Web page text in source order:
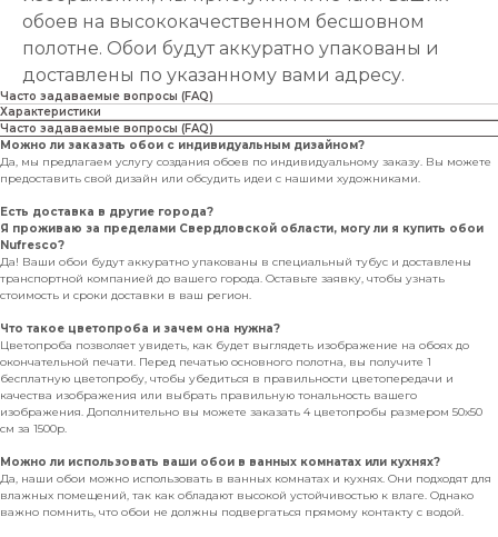
обоев на высококачественном бесшовном
полотне. Обои будут аккуратно упакованы и
доставлены по указанному вами адресу.
Часто задаваемые вопросы (FAQ)
Характеристики
Часто задаваемые вопросы (FAQ)
Можно ли заказать обои с индивидуальным дизайном?
Да, мы предлагаем услугу создания обоев по индивидуальному заказу. Вы можете
предоставить свой дизайн или обсудить идеи с нашими художниками.
Есть доставка в другие города?
Я проживаю за пределами Свердловской области, могу ли я купить обои
Nufresco?
Да! Ваши обои будут аккуратно упакованы в специальный тубус и доставлены
транспортной компанией до вашего города. Оставьте заявку, чтобы узнать
стоимость и сроки доставки в ваш регион.
Что такое цветопроба и зачем она нужна?
Цветопроба позволяет увидеть, как будет выглядеть изображение на обоях до
окончательной печати. Перед печатью основного полотна, вы получите 1
бесплатную цветопробу, чтобы убедиться в правильности цветопередачи и
качества изображения или выбрать правильную тональность вашего
изображения. Дополнительно вы можете заказать 4 цветопробы размером 50х50
см за 1500р.
Можно ли использовать ваши обои в ванных комнатах или кухнях?
Да, наши обои можно использовать в ванных комнатах и кухнях. Они подходят для
влажных помещений, так как обладают высокой устойчивостью к влаге. Однако
важно помнить, что обои не должны подвергаться прямому контакту с водой.